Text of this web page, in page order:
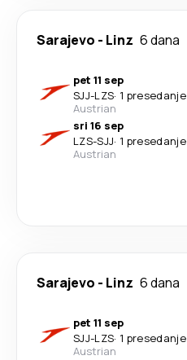
Sarajevo - Linz 6 dana
pet 11 sep
SJJ-LZS· 1 presedanje
Austrian
sri 16 sep
LZS-SJJ· 1 presedanje
Austrian
Sarajevo - Linz 6 dana
pet 11 sep
SJJ-LZS· 1 presedanje
Austrian